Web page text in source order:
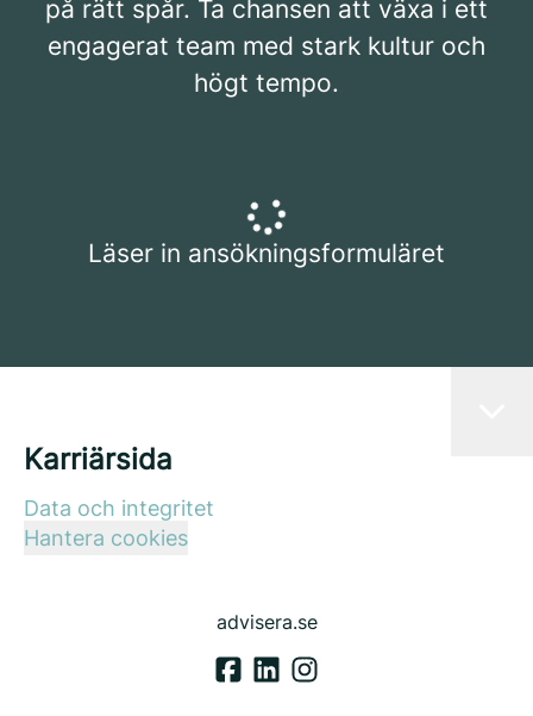
på rätt spår. Ta chansen att växa i ett
engagerat team med stark kultur och
högt tempo.
Läser in ansökningsformuläret
Karriärsida
Data och integritet
Hantera cookies
advisera.se